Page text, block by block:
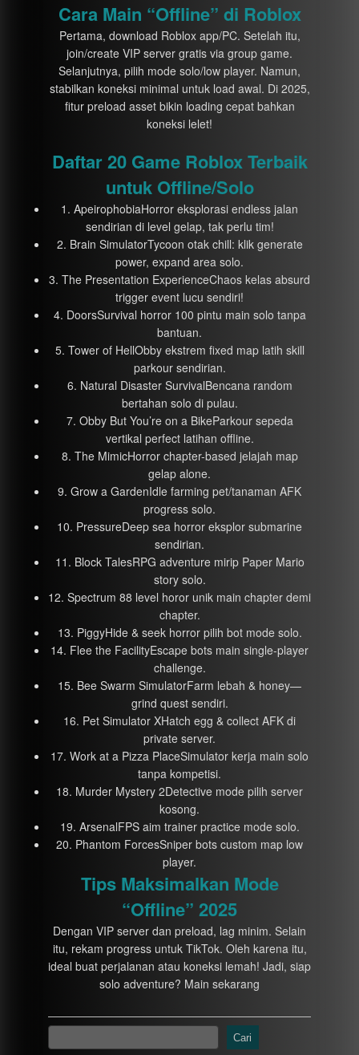
Cara Main “Offline” di Roblox
Pertama, download Roblox app/PC. Setelah itu,
join/create VIP server gratis via group game.
Selanjutnya, pilih mode solo/low player. Namun,
stabilkan koneksi minimal untuk load awal. Di 2025,
fitur preload asset bikin loading cepat bahkan
koneksi lelet!
Daftar 20 Game Roblox Terbaik
untuk Offline/Solo
1. ApeirophobiaHorror eksplorasi endless jalan
sendirian di level gelap, tak perlu tim!
2. Brain SimulatorTycoon otak chill: klik generate
power, expand area solo.
3. The Presentation ExperienceChaos kelas absurd
trigger event lucu sendiri!
4. DoorsSurvival horror 100 pintu main solo tanpa
bantuan.
5. Tower of HellObby ekstrem fixed map latih skill
parkour sendirian.
6. Natural Disaster SurvivalBencana random
bertahan solo di pulau.
7. Obby But You’re on a BikeParkour sepeda
vertikal perfect latihan offline.
8. The MimicHorror chapter-based jelajah map
gelap alone.
9. Grow a GardenIdle farming pet/tanaman AFK
progress solo.
10. PressureDeep sea horror eksplor submarine
sendirian.
11. Block TalesRPG adventure mirip Paper Mario
story solo.
12. Spectrum 88 level horor unik main chapter demi
chapter.
13. PiggyHide & seek horror pilih bot mode solo.
14. Flee the FacilityEscape bots main single-player
challenge.
15. Bee Swarm SimulatorFarm lebah & honey—
grind quest sendiri.
16. Pet Simulator XHatch egg & collect AFK di
private server.
17. Work at a Pizza PlaceSimulator kerja main solo
tanpa kompetisi.
18. Murder Mystery 2Detective mode pilih server
kosong.
19. ArsenalFPS aim trainer practice mode solo.
20. Phantom ForcesSniper bots custom map low
player.
Tips Maksimalkan Mode
“Offline” 2025
Dengan VIP server dan preload, lag minim. Selain
itu, rekam progress untuk TikTok. Oleh karena itu,
ideal buat perjalanan atau koneksi lemah! Jadi, siap
solo adventure? Main sekarang
Cari